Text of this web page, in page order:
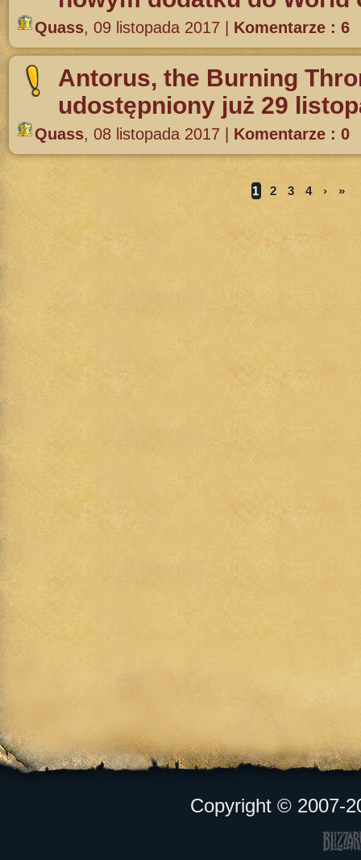
Quass, 09 listopada 2017 Komentarze : 6
Antorus, the Burning
udostępniony już 29
Quass, 08 listopada 2017 Komentarze : 0
1 2 3 4 › »
Copyright © 2007-